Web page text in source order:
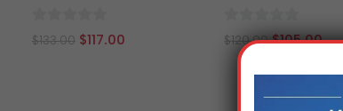
0
$133.00 $117.00
0
de
$120.00 $105.00